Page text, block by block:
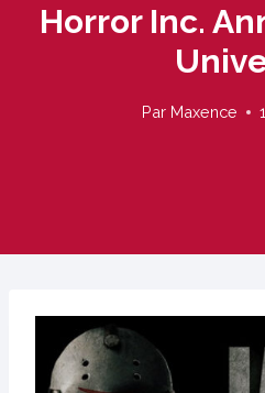
Horror Inc.
Par Maxence